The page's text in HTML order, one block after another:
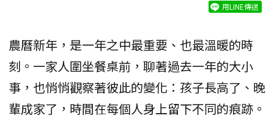
用LINE傳送
農曆新年，是一年之中最重要、也最溫暖的時
刻。一家人圍坐餐桌前，聊著過去一年的大小
事，也悄悄觀察著彼此的變化：孩子長高了、晚
輩成家了，時間在每個人身上留下不同的痕跡。